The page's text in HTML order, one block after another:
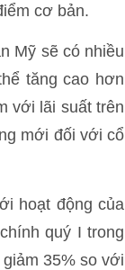
cơ bản.
Mỹ sẽ có nhiều
tăng cao hơn
với lãi suất trên
mới đối với cổ
hoạt động của
quý I trong
35% so với